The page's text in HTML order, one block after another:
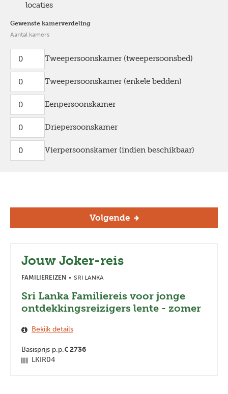
locaties
Gewenste kamerverdeling
Aantal kamers
Tweepersoonskamer (tweepersoonsbed)
Tweepersoonskamer (enkele bedden)
Eenpersoonskamer
Driepersoonskamer
Vierpersoonskamer (indien beschikbaar)
Volgende
Jouw Joker-reis
FAMILIEREIZEN SRI LANKA
Sri Lanka Familiereis voor jonge
ontdekkingsreizigers lente - zomer
Bekijk details
Basisprijs p.p.€2736
LKIR04